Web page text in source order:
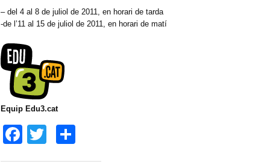
– del 4 al 8 de juliol de 2011, en horari de tarda
-de l’11 al 15 de juliol de 2011, en horari de matí
Equip Edu3.cat
Facebook
Twitter